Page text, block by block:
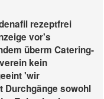
rezeptfrei
vor's
überm Catering-
kein
'wir
Durchgänge sowohl